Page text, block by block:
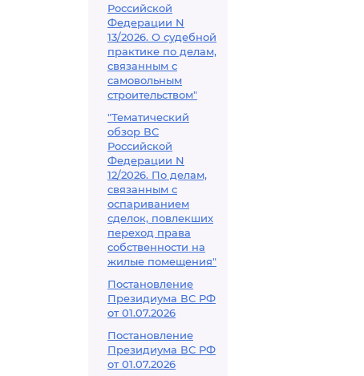
Российской
Федерации N
13/2026. О судебной
практике по делам,
связанным с
самовольным
строительством"
"Тематический
обзор ВС
Российской
Федерации N
12/2026. По делам,
связанным с
оспариванием
сделок, повлекших
переход права
собственности на
жилые помещения"
Постановление
Президиума ВС РФ
от 01.07.2026
Постановление
Президиума ВС РФ
от 01.07.2026